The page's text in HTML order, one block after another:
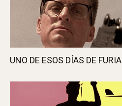
UNO DE ESOS DÍAS DE FURIA